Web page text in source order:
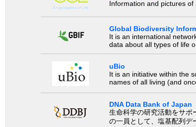
Information and pictures
Global Biodiversity
It is an international
data about all types of life
uBio
It is an initiative within the
names of all living (and
DNA Data Bank of Japan
生命科学の研究活動をサ
の一員として、塩基配列デ